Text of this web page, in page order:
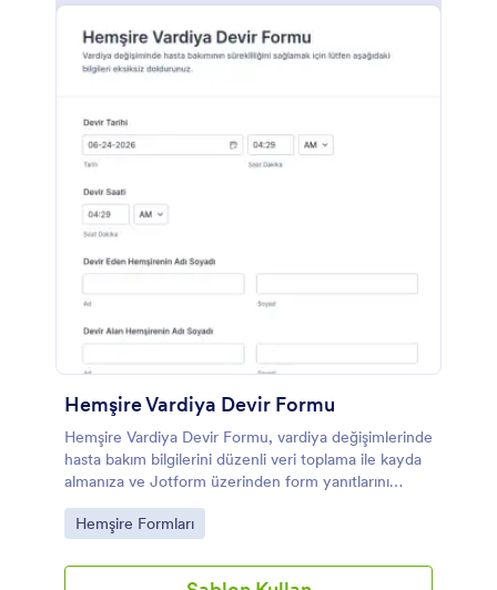
Hemşire Vardiya Devir Formu
Hemşire Vardiya Devir Formu, vardiya değişimlerinde
hasta bakım bilgilerini düzenli veri toplama ile kayda
almanıza ve Jotform üzerinden form yanıtlarını
kolayca takip etmenize yardımcı olur.
Go to Category:
Hemşire Formları